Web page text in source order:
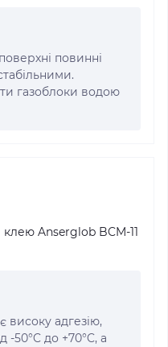
повинні
газоблоки водою
клею Anserglob BCM-11
високу адгезію,
50°C до +70°C, а